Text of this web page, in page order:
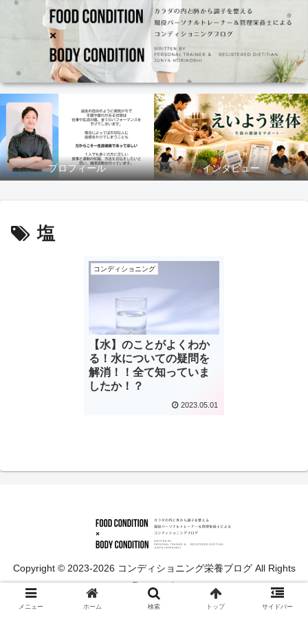
プロフィール インタビュー
塩
コンディショニング
【水】のことがよくわか
る！水についての疑問を
解消！！全て知っていま
したか！？
2023.05.01
Copyright © 2023-2026 コンディショニング栄養ブログ All Rights
Reserved.
メニュー ホーム 検索 トップ サイドバー